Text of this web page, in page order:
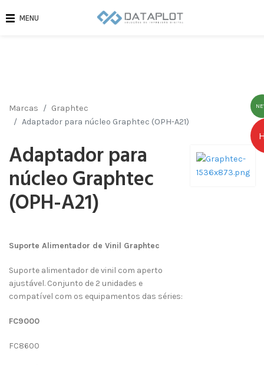
MENU
Marcas
Graphtec
Adaptador para núcleo Graphtec (OPH-A21)
Adaptador para
núcleo Graphtec
(OPH-A21)
Suporte Alimentador de Vinil Graphtec
Suporte alimentador de vinil com aperto
ajustável. Conjunto de 2 unidades e
compatível com os equipamentos das séries:
FC9000
FC8600